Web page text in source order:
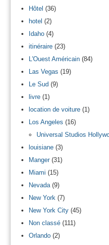
Hôtel (36)
hotel (2)
Idaho(4)
itinéraire(23)
L'Ouest Américain(84)
Las Vegas (19)
Le Sud(9)
livre(1)
location de voiture(1)
Los Angeles (16)
Universal Studios
louisiane(3)
Manger(31)
Miami (15)
Nevada(9)
New York (7)
New York City(45)
Non classé(111)
Orlando(2)